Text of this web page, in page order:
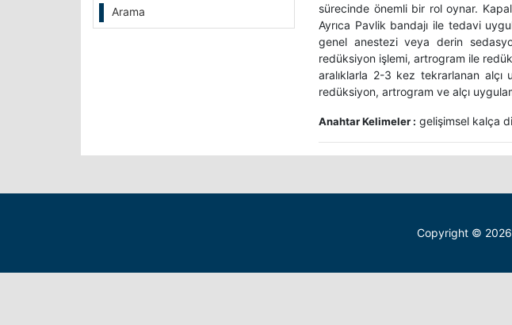
Arama
sürecinde önemli bir rol oynar.
Ayrıca Pavlik bandajı ile tedavi
genel anestezi veya derin
redüksiyon işlemi, artrogram ile
aralıklarla 2-3 kez tekrarlanan alçı
redüksiyon, artrogram ve alçı
Anahtar Kelimeler : gelişimsel kalça
Copyright © 2026